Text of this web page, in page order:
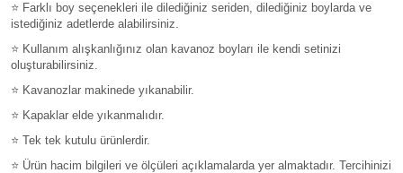
⭐ Farklı boy seçenekleri ile dilediğiniz seriden, dilediğiniz boylarda ve
istediğiniz adetlerde alabilirsiniz.
⭐ Kullanım alışkanlığınız olan kavanoz boyları ile kendi setinizi
oluşturabilirsiniz.
⭐ Kavanozlar makinede yıkanabilir.
⭐ Kapaklar elde yıkanmalıdır.
⭐ Tek tek kutulu ürünlerdir.
⭐ Ürün hacim bilgileri ve ölçüleri açıklamalarda yer almaktadır. Tercihinizi